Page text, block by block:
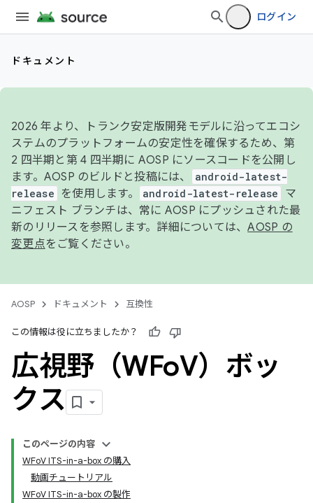
ログイン
ドキュメント
2026 年より、トランク安定版開発モデルに沿ってエコシ
ステムのプラットフォームの安定性を確保するため、第
2 四半期と第 4 四半期に AOSP にソースコードを公開し
ます。AOSP のビルドと投稿には、
android-latest-
release
を使用します。 android-latest-release
マ
ニフェスト ブランチは、常に AOSP にプッシュされた最
新のリリースを参照します。詳細については、AOSP の
変更点をご覧ください。
AOSP ドキュメント 互換性
この情報は役に立ちましたか？
広視野（WFoV）ボッ
クス
このページの内容
WFoV ITS-in-a-box の購入
動画チュートリアル
WFoV ITS-in-a-box の製作